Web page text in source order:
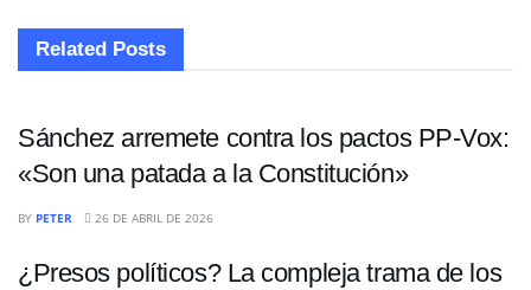
Related Posts
INTERNACIONALES
Sánchez arremete contra los pactos PP-Vox:
«Son una patada a la Constitución»
BY PETER 26 DE ABRIL DE 2026
¿Presos políticos? La compleja trama de los